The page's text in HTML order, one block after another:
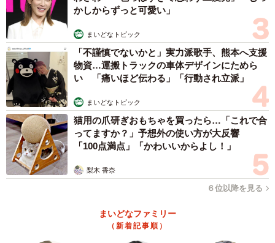
2/8
お散歩中、歩き飽きたのかコロンとひっくり返るタップちゃん（提供：
☆柴犬タップ☆さん）
「ひっくり返る→抱っこ→ひっくり返る→抱っ
こ」
ーー可愛過ぎる「拒否柴」ですね。タップちゃんはどうい
うタイミングでこの状態になることが多いのでしょうか？
「散歩に行きたくない！と、だだをこねてる時でしょう
か。あと、抱っこして！と甘える時もよくやります。この
ので、家に帰りたかったんだと思います」
かしからずっと可愛い」
まいどなトピック
「不謹慎でないかと」実力派歌手、熊本へ支援
物資…運搬トラックの車体デザインにためら
い 「痛いほど伝わる」「行動され立派」
まいどなトピック
猫用の爪研ぎおもちゃを買ったら…「これで合
ってますか？」予想外の使い方が大反響
「100点満点」「かわいいからよし！」
梨木 香奈
６位以降を見る
まいどなファミリー
（新着記事順）